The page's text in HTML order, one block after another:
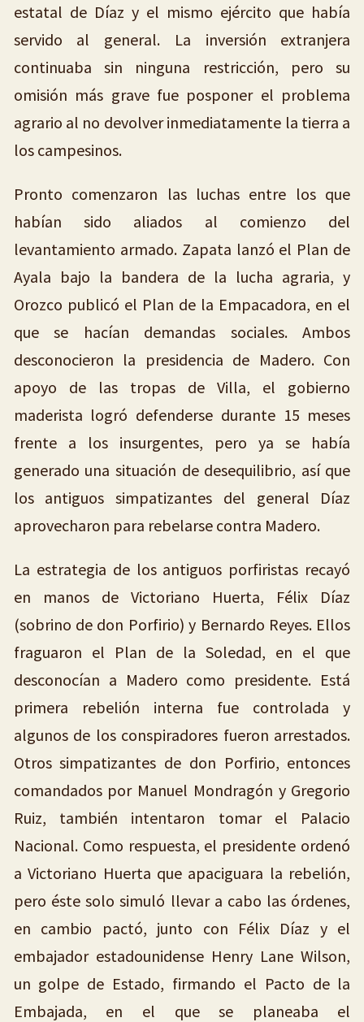
estatal de Díaz y el mismo ejército que había
servido al general. La inversión extranjera
continuaba sin ninguna restricción, pero su
omisión más grave fue posponer el problema
agrario al no devolver inmediatamente la tierra a
los campesinos.
Pronto comenzaron las luchas entre los que
habían sido aliados al comienzo del
levantamiento armado. Zapata lanzó el Plan de
Ayala bajo la bandera de la lucha agraria, y
Orozco publicó el Plan de la Empacadora, en el
que se hacían demandas sociales. Ambos
desconocieron la presidencia de Madero. Con
apoyo de las tropas de Villa, el gobierno
maderista logró defenderse durante 15 meses
frente a los insurgentes, pero ya se había
generado una situación de desequilibrio, así que
los antiguos simpatizantes del general Díaz
aprovecharon para rebelarse contra Madero.
La estrategia de los antiguos porfiristas recayó
en manos de Victoriano Huerta, Félix Díaz
(sobrino de don Porfirio) y Bernardo Reyes. Ellos
fraguaron el Plan de la Soledad, en el que
desconocían a Madero como presidente. Está
primera rebelión interna fue controlada y
algunos de los conspiradores fueron arrestados.
Otros simpatizantes de don Porfirio, entonces
comandados por Manuel Mondragón y Gregorio
Ruiz, también intentaron tomar el Palacio
Nacional. Como respuesta, el presidente ordenó
a Victoriano Huerta que apaciguara la rebelión,
pero éste solo simuló llevar a cabo las órdenes,
en cambio pactó, junto con Félix Díaz y el
embajador estadounidense Henry Lane Wilson,
un golpe de Estado, firmando el Pacto de la
Embajada, en el que se planeaba el